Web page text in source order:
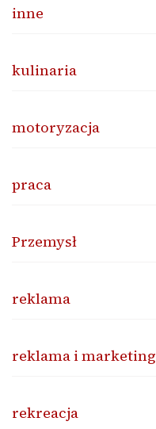
inne
kulinaria
motoryzacja
praca
Przemysł
reklama
reklama i marketing
rekreacja